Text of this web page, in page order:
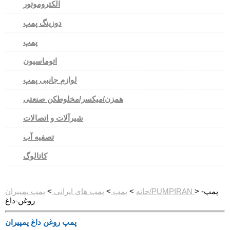
الکتروموتور
دوزینگ پمپ
پمپ
اتوماسیون
لوازم جانبی پمپ
همزن/میکسر/مخلوطکن صنعتی
شیرآلات و اتصالات
تصفیه آب
کاتالوگ
خانه > پمپ > پمپ های ایرانی > پمپ پمپیران/PUMPIRAN > پمپ-
روغن-داغ
پمپ روغن داغ پمپیران